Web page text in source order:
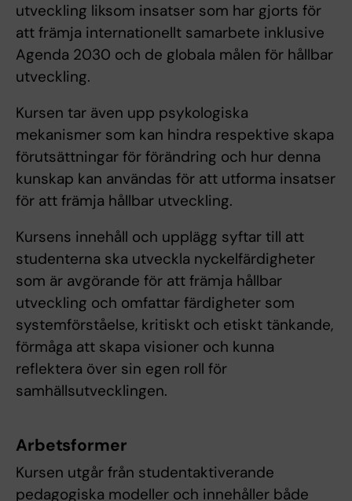
utveckling liksom insatser som har gjorts för
att främja internationellt samarbete inklusive
Agenda 2030 och de globala målen för hållbar
utveckling.
Kursen tar även upp psykologiska
mekanismer som kan hindra respektive skapa
förutsättningar för förändring och hur denna
kunskap kan användas för att utforma insatser
för att främja hållbar utveckling.
Kursens innehåll och upplägg syftar till att
studenterna ska utveckla nyckelfärdigheter
som är avgörande för att främja hållbar
utveckling och omfattar färdigheter som
systemförståelse, kritiskt och etiskt tänkande,
förmåga att skapa visioner och kunna
reflektera över sin egen roll för
samhällsutvecklingen.
Arbetsformer
Kursen utgår från studentaktiverande
pedagogiska modeller och innehåller både